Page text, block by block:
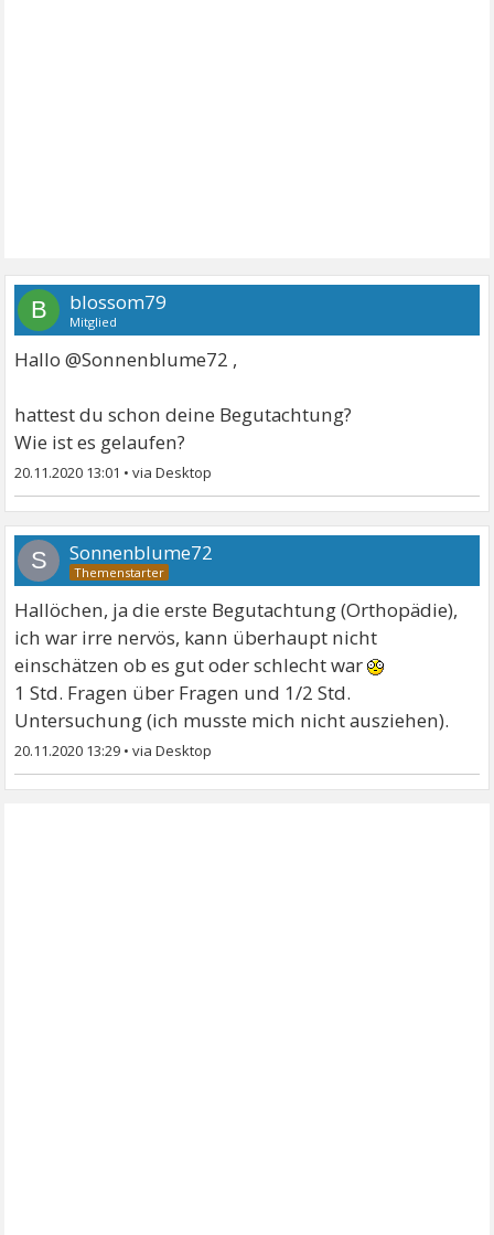
B blossom79
Mitglied
Hallo @Sonnenblume72 ,
hattest du schon deine Begutachtung?
Wie ist es gelaufen?
20.11.2020 13:01 •
S Sonnenblume72
Hallöchen, ja die erste Begutachtung (Orthopädie),
ich war irre nervös, kann überhaupt nicht
einschätzen ob es gut oder schlecht war
1 Std. Fragen über Fragen und 1/2 Std.
Untersuchung (ich musste mich nicht ausziehen).
20.11.2020 13:29 •